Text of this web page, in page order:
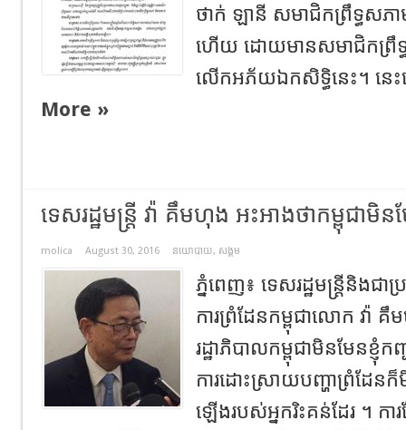
ថាក់ ឡានី សមាជិកព្រឹទ្ធស
ហើយ ដោយមានសមាជិកព្រឹទ្
លើកអភ័យឯកសិទ្ធិនេះ។ នេ
More »
ទេសរដ្ឋមន្ត្រី វ៉ា គឹមហុង អះអាងថាកម្ពុជាមិ
molica August 30, 2016 នយោបាយ, សង្គម
ភ្នំពេញ៖ ទេសរដ្ឋមន្ត្រីនិងជា
ការព្រំដែនកម្ពុជាលោក វ៉ា
រដ្ឋាភិបាលកម្ពុជាមិនមែនខ្
ការដោះស្រាយបញ្ហាព្រំដែ
ឡើងរបស់អ្នករិះគន់ដែរ ។ កា